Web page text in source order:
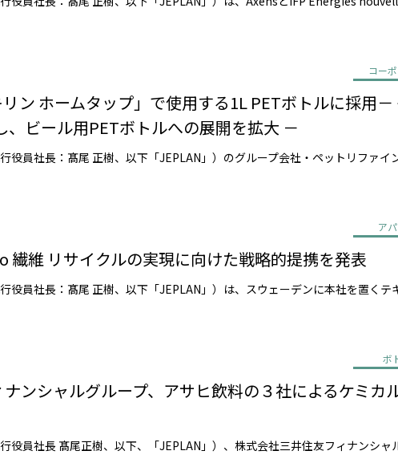
コー
ン ホームタップ」で使用する1L PETボトルに採用
、ビール用PETボトルへの展開を拡大 －
ア
繊維 リサイクルの実現に向けた戦略的提携を発表
ボ
ンシャルグループ、アサヒ飲料の３社によるケミカ